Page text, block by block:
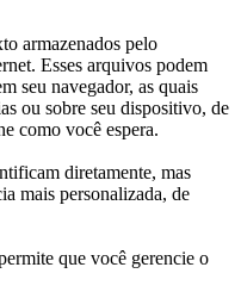
armazenados pelo
Esses arquivos podem
seu navegador, as quais
ou sobre seu dispositivo, de
como você espera.
diretamente, mas
mais personalizada, de
que você gerencie o